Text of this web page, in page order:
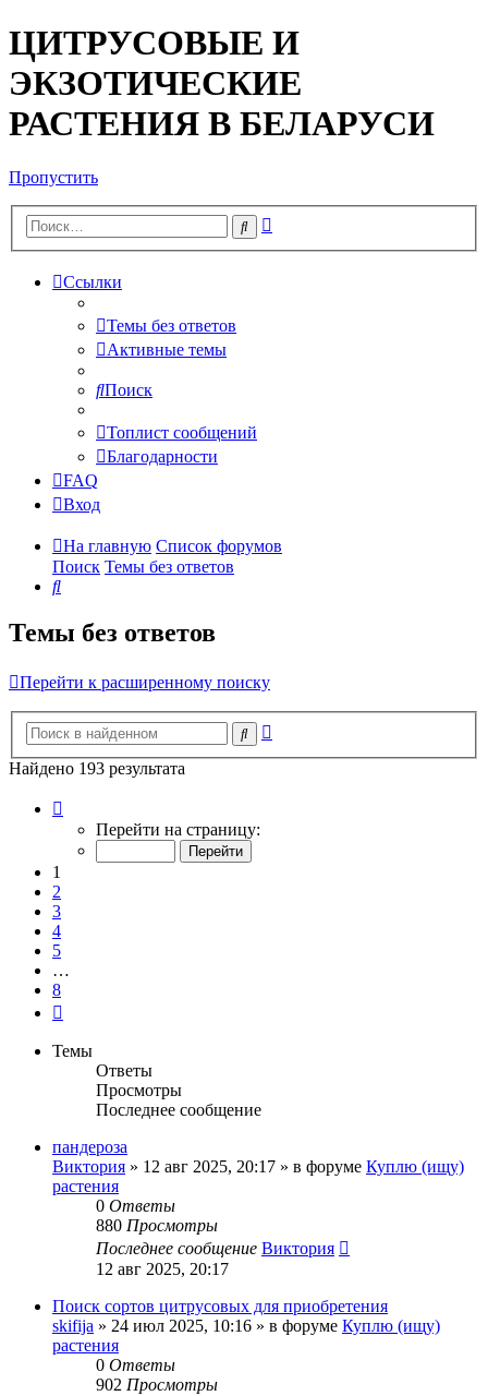
ЦИТРУСОВЫЕ И
ЭКЗОТИЧЕСКИЕ
РАСТЕНИЯ В БЕЛАРУСИ
Пропустить
Поиск
Ссылки
Темы без ответов
Активные темы
Поиск
Топлист сообщений
Благодарности
FAQ
Вход
На главную Список форумов
Поиск Темы без ответов
Поиск
Темы без ответов
Перейти к расширенному поиску
Поиск
Найдено 193 результата
Перейти на страницу:
1
2
3
4
5
…
8
Темы
Ответы
Просмотры
Последнее сообщение
пандероза
Виктория » 12 авг 2025, 20:17 » в форуме Куплю (ищу)
растения
0 Ответы
880 Просмотры
Последнее сообщение Виктория
12 авг 2025, 20:17
Поиск сортов цитрусовых для приобретения
skifija » 24 июл 2025, 10:16 » в форуме Куплю (ищу)
растения
0 Ответы
902 Просмотры